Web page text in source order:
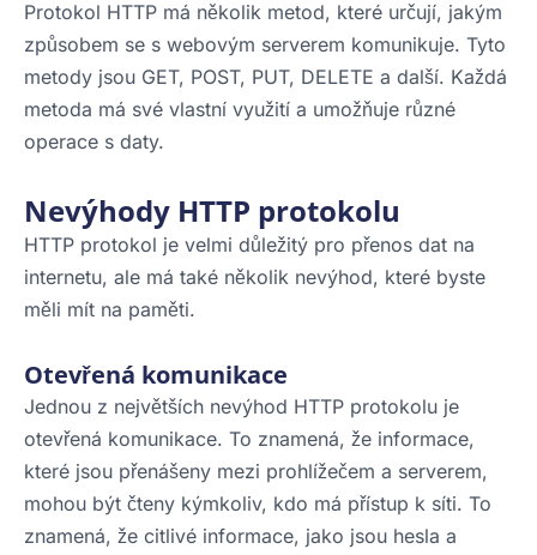
Protokol HTTP má několik metod, které určují, jakým
způsobem se s webovým serverem komunikuje. Tyto
metody jsou GET, POST, PUT, DELETE a další. Každá
metoda má své vlastní využití a umožňuje různé
operace s daty.
Nevýhody HTTP protokolu
HTTP protokol je velmi důležitý pro přenos dat na
internetu, ale má také několik nevýhod, které byste
měli mít na paměti.
Otevřená komunikace
Jednou z největších nevýhod HTTP protokolu je
otevřená komunikace. To znamená, že informace,
které jsou přenášeny mezi prohlížečem a serverem,
mohou být čteny kýmkoliv, kdo má přístup k síti. To
znamená, že citlivé informace, jako jsou hesla a